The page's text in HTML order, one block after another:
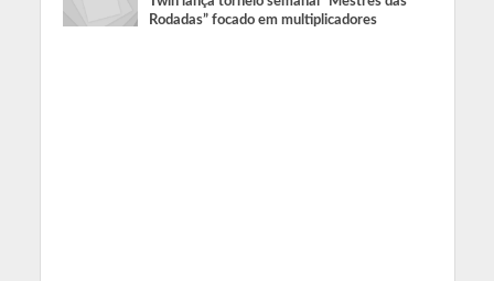
Rodadas” focado em multiplicadores